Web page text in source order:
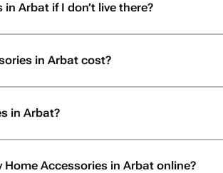
Arbat if I don’t live there?
in Arbat cost?
in Arbat?
Accessories in Arbat online?